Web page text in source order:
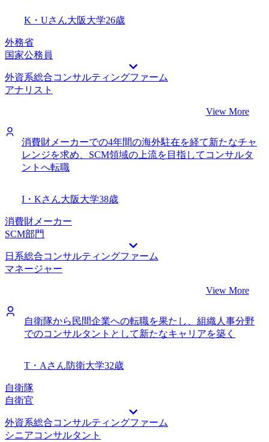
K・Uさん大阪大学26歳
外務省
国家公務員
外資系総合コンサルティングファーム
アナリスト
View More
消費財メーカーでの4年間の海外駐在を経て新たなチャ
レンジを求め、SCM領域の上流を目指してコンサルタ
ントへ転職
I・Kさん大阪大学38歳
消費財メーカー
SCM部門
日系総合コンサルティングファーム
マネージャー
View More
自衛隊から民間企業への転職を果たし、組織人事分野
でのコンサルタントとして新たなキャリアを築く
T・Aさん防衛大学32歳
自衛隊
自衛官
外資系総合コンサルティングファーム
シニアコンサルタント